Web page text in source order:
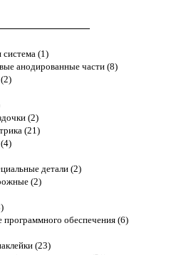
(1)
анодированные части (8)
(2)
(21)
детали (2)
(2)
обеспечения (6)
(23)